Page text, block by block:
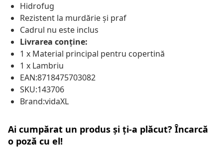
Hidrofug
Rezistent la murdărie și praf
Cadrul nu este inclus
Livrarea conține:
1 x Material principal pentru copertină
1 x Lambriu
EAN:8718475703082
SKU:143706
Brand:vidaXL
Ai cumpărat un produs și ți-a plăcut? Încarcă
o poză cu el!